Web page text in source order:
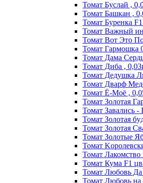
Томат Буслай ,
Томат Башкан ,
Томат Буренка
Томат Baжный
Томат Вот Это
Томат Гармошка
Томат Дама
Томат Диба ,
Томат Дедушка
Томат Дварф
Томат Ё-Моё ,
Томат Золотая
Томат Завались
Томат Зoлoтaя
Томат Золотая
Томат Зoлoтыe
Томат
Томат Лакомство
Томат Кума F1
Томат Любoвь
Томат Любовь на